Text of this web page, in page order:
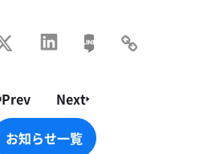
Prev
知らせ一覧
お知らせ一覧
Next